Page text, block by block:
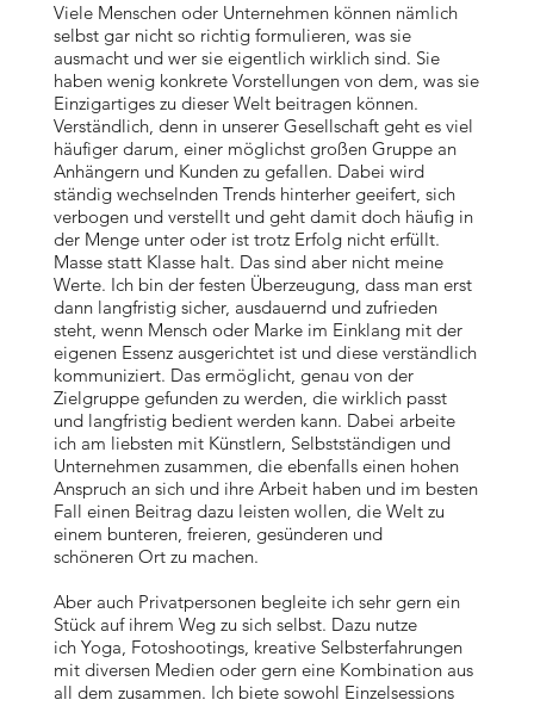
Viele Menschen oder Unternehmen können nämlich
selbst gar nicht so richtig formulieren, was sie
ausmacht und wer sie eigentlich wirklich sind. Sie
haben wenig konkrete Vorstellungen von dem, was sie
Einzigartiges zu dieser Welt beitragen können.
Verständlich, denn in unserer Gesellschaft geht es viel
häufiger darum, einer möglichst großen Gruppe an
Anhängern und Kunden zu gefallen. Dabei wird
ständig wechselnden Trends hinterher geeifert, sich
verbogen und verstellt und geht damit doch häufig in
der Menge unter oder ist trotz Erfolg nicht erfüllt.
Masse statt Klasse halt. Das sind aber nicht meine
Werte. Ich bin der festen Überzeugung, dass man erst
dann langfristig sicher, ausdauernd und zufrieden
steht, wenn Mensch oder Marke im Einklang mit der
eigenen Essenz ausgerichtet ist und diese verständlich
kommuniziert. Das ermöglicht, genau von der
Zielgruppe gefunden zu werden, die wirklich passt
und langfristig bedient werden kann. Dabei arbeite
ich am liebsten mit Künstlern, Selbstständigen und
Unternehmen zusammen, die ebenfalls einen hohen
Anspruch an sich und ihre Arbeit haben und im besten
Fall einen Beitrag dazu leisten wollen, die Welt zu
einem bunteren, freieren, gesünderen und
schöneren Ort zu machen.
Aber auch Privatpersonen begleite ich sehr gern ein
Stück auf ihrem Weg zu sich selbst. Dazu nutze
ich Yoga, Fotoshootings, kreative Selbsterfahrungen
mit diversen Medien oder gern eine Kombination aus
all dem zusammen. Ich biete sowohl Einzelsessions